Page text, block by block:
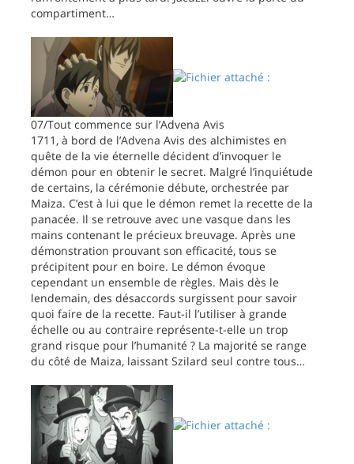
compartiment…
07/Tout commence sur l’Advena Avis
1711, à bord de l’Advena Avis des alchimistes en
quête de la vie éternelle décident d’invoquer le
démon pour en obtenir le secret. Malgré l’inquiétude
de certains, la cérémonie débute, orchestrée par
Maiza. C’est à lui que le démon remet la recette de la
panacée. Il se retrouve avec une vasque dans les
mains contenant le précieux breuvage. Après une
démonstration prouvant son efficacité, tous se
précipitent pour en boire. Le démon évoque
cependant un ensemble de règles. Mais dès le
lendemain, des désaccords surgissent pour savoir
quoi faire de la recette. Faut-il l’utiliser à grande
échelle ou au contraire représente-t-elle un trop
grand risque pour l’humanité ? La majorité se range
du côté de Maiza, laissant Szilard seul contre tous…